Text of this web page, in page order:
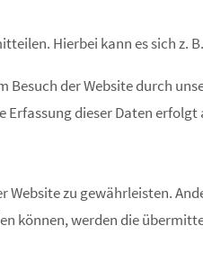
Hierbei kann es sich
der Website durch
dieser Daten
zu gewährleisten.
können, werden die